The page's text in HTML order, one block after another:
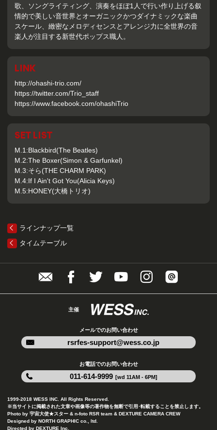
歌、ソングライティング、演奏をほぼ1人で行い作り上げる叙
情的で美しい音世界とオーガニックかつダイナミックな楽曲
スケール、緻密なメロディセンスとアレンジ力に全世界の音
楽人が注目する新世代ポップス職人。
LINK
http://ohashi-trio.com/
https://twitter.com/Trio_staff
https://www.facebook.com/ohashiTrio
SET LIST
M.1:Blackbird(The Beatles)
M.2:The Boxer(Simon & Garfunkel)
M.3:そら(THE CHARM PARK)
M.4:If I Ain't Got You(Alicia Keys)
M.5:HONEY(大橋トリオ)
ラインナップ一覧
タイムテーブル
主催
メールでのお問い合わせ
rsrfes-support@wess.co.jp
お電話でのお問い合わせ
011-614-9999 [wd 11AM - 6PM]
1999-2018 WESS INC. All Rights Reserved.
※当サイトに掲載された文章や画像等の著作物を無断で引用･転載することを禁止します。
Photo by 宇宙大使★スター & n-foto RSR team & DEXTURE CAMERA CREW
Designed by NORTH GRAPHIC co., ltd.
Directed by DEXTURE Inc.